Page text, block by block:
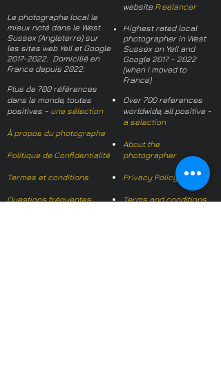
Le photographe local le
mieux noté dans le West
Sussex (Angleterre) sur
les sites web Yell et Google
2017-2022. Domicilié en
France depuis 2022.
Plus de 700 références
dans le monde, toutes
positives - une sélection
À propos du photographe
Politique de Confidentialité
Termes et conditions
Questions fréquentes
website Freelancer
Highest rated local
photographer in West
Sussex on Yell and
Google 2017 - 2022
(when I moved to
France)
Over 700 references
worldwide, all positive -
a selection
About the
photographer
Privacy Policy
Terms and conditions